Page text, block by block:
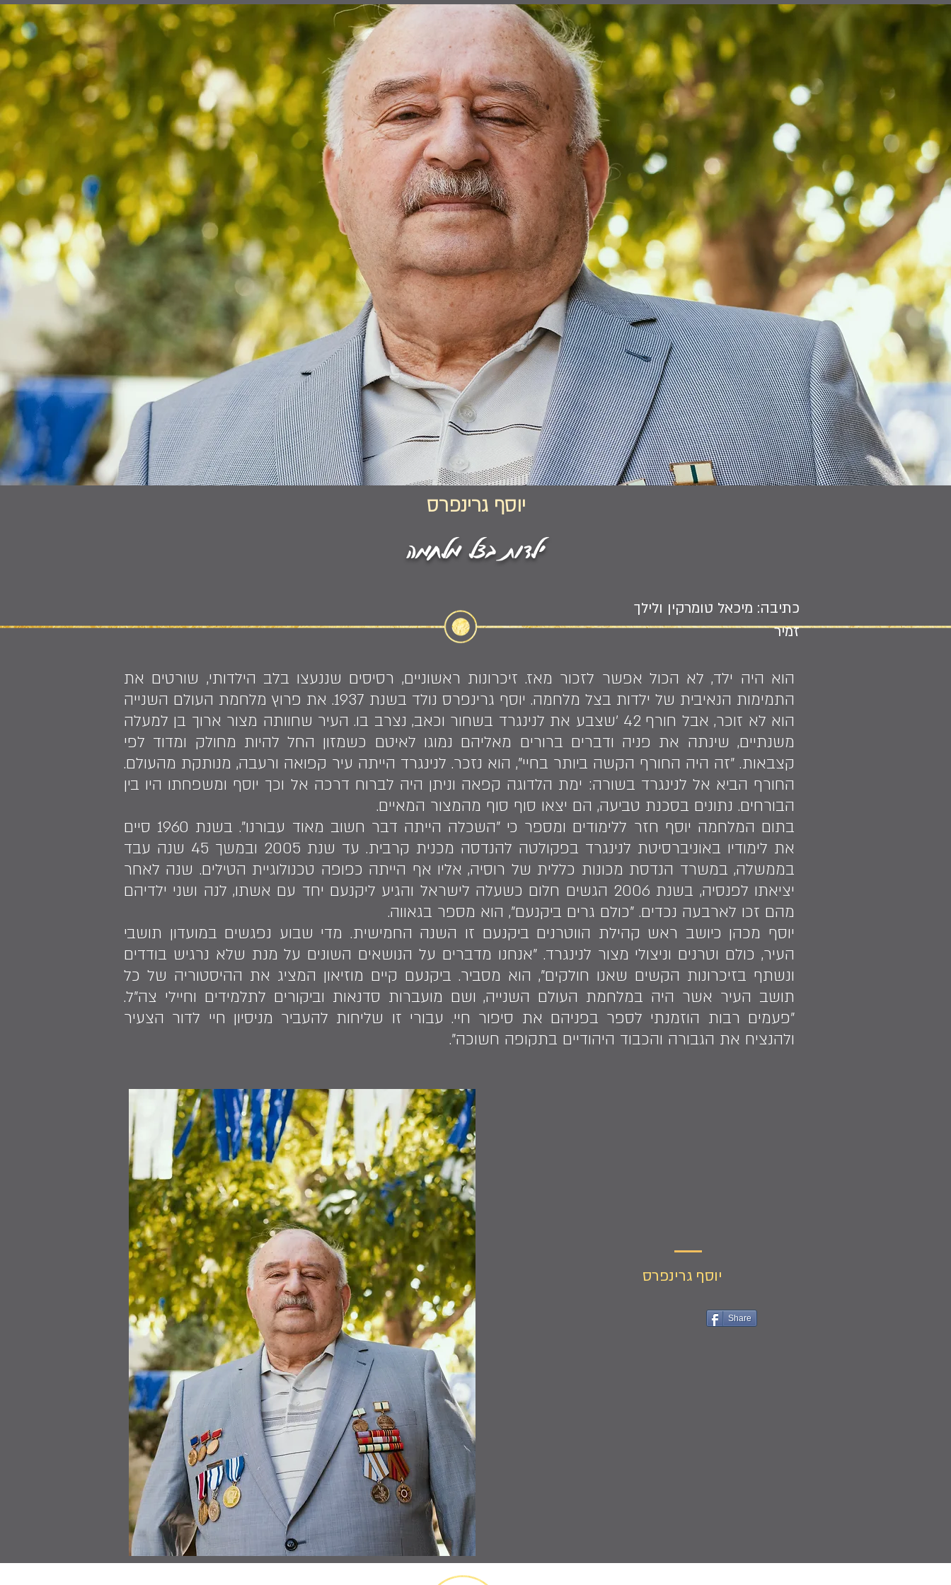
יוסף גרינפרס
ילדות בצל מלחמה
כתיבה: מיכאל טומרקין ולילך
זמיר
הוא היה ילד, לא הכול אפשר לזכור מאז. זיכרונות ראשוניים, רסיסים שננעצו בלב הילדותי, שורטים את
התמימות הנאיבית של ילדות בצל מלחמה. יוסף גרינפרס נולד בשנת 1937. את פרוץ מלחמת העולם השנייה
הוא לא זוכר, אבל חורף 42 'שצבע את לנינגרד בשחור וכאב, נצרב בו. העיר שחוותה מצור ארוך בן למעלה
משנתיים, שינתה את פניה ודברים ברורים מאליהם נמוגו לאיטם כשמזון החל להיות מחולק ומדוד לפי
קצבאות. "זה היה החורף הקשה ביותר בחיי", הוא נזכר. לנינגרד הייתה עיר קפואה ורעבה, מנותקת מהעולם.
החורף הביא אל לנינגרד בשורה: ימת הלדוגה קפאה וניתן היה לברוח דרכה אל וכך יוסף ומשפחתו היו בין
הבורחים. נתונים בסכנת טביעה, הם יצאו סוף סוף מהמצור המאיים.
בתום המלחמה יוסף חזר ללימודים ומספר כי "השכלה הייתה דבר חשוב מאוד עבורנו". בשנת 1960 סיים
את לימודיו באוניברסיטת לנינגרד בפקולטה להנדסה מכנית קרבית. עד שנת 2005 ובמשך 45 שנה עבד
בממשלה, במשרד הנדסת מכונות כללית של רוסיה, אליו אף הייתה כפופה טכנולוגיית הטילים. שנה לאחר
יציאתו לפנסיה, בשנת 2006 הגשים חלום כשעלה לישראל והגיע ליקנעם יחד עם אשתו, לנה ושני ילדיהם
מהם זכו לארבעה נכדים. "כולם גרים ביקנעם", הוא מספר בגאווה.
יוסף מכהן כיושב ראש קהילת הווטרנים ביקנעם זו השנה החמישית. מדי שבוע נפגשים במועדון תושבי
העיר, כולם וטרנים וניצולי מצור לנינגרד. "אנחנו מדברים על הנושאים השונים על מנת שלא נרגיש בודדים
ונשתף בזיכרונות הקשים שאנו חולקים", הוא מסביר. ביקנעם קיים מוזיאון המציג את ההיסטוריה של כל
תושב העיר אשר היה במלחמת העולם השנייה, ושם מועברות סדנאות וביקורים לתלמידים וחיילי צה"ל.
"פעמים רבות הוזמנתי לספר בפניהם את סיפור חיי. עבורי זו שליחות להעביר מניסיון חיי לדור הצעיר
ולהנציח את הגבורה והכבוד היהודיים בתקופה חשוכה".
יוסף גרינפרס
Share